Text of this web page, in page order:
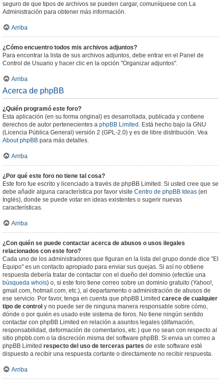
seguro de que tipos de archivos se pueden cargar, comuníquese con La
Administración para obtener más información.
Arriba
¿Cómo encuentro todos mis archivos adjuntos?
Para encontrar la lista de sus archivos adjuntos, debe entrar en el Panel de
Control de Usuario y hacer clic en la opción "Organizar adjuntos".
Arriba
Acerca de phpBB
¿Quién programó este foro?
Esta aplicación (en su forma original) es desarrollada, publicada y contiene
derechos de autor pertenecientes a phpBB Limited . Está hecho bajo la GNU
(Licencia Pública General) versión 2 (GPL-2.0) y es de libre distribución. Vea
About phpBB para más detalles.
Arriba
¿Por qué este foro no tiene tal cosa?
Este foro fue escrito y licenciado a través de phpBB Limited. Si usted cree que se
debe añadir alguna característica por favor visite Centro de phpBB Ideas (en
Inglés), donde se puede votar en ideas existentes o sugerir nuevas
características.
Arriba
¿Con quién se puede contactar acerca de abusos o usos ilegales
relacionados con este foro?
Cada uno de los administradores que figuran en la lista del grupo donde dice "El
Equipo" es un contacto apropiado para enviar sus quejas. Si así no obtiene
respuesta debería tratar de contactar con el dueño del dominio (efectúe una
búsqueda whois) o, si este foro tiene correo sobre un dominio gratuito (Yahoo!,
gmail.com, hotmail.com, etc.), al departamento o administración de abusos de
ese servicio. Por favor, tenga en cuenta que phpBB Limited carece de cualquier
tipo de control y no puede ser de ninguna manera responsable sobre cómo,
dónde o por quién es usado este sistema de foros. No tiene ningún sentido
contactar con phpBB Limited en relación a asuntos legales (difamación,
responsabilidad, deformación de comentarios, etc.) que no sean con respecto al
sitio phpbb.com o la discreción misma del software phpBB. Si envia un correo a
phpBB Limited respecto del uso de terceras partes de este software esté
dispuesto a recibir una respuesta cortante o directamente no recibir respuesta.
Arriba